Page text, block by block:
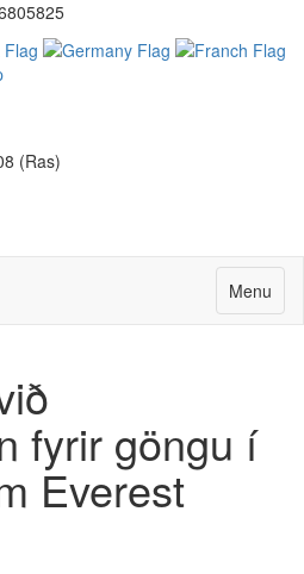
(Ras)
Menu
fyrir göngu í
Everest